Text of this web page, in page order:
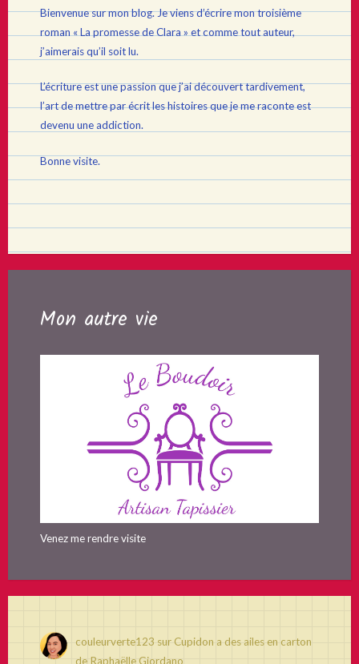
Bienvenue sur mon blog. Je viens d’écrire mon troisième
roman « La promesse de Clara » et comme tout auteur,
j’aimerais qu’il soit lu.
L’écriture est une passion que j’ai découvert tardivement,
l’art de mettre par écrit les histoires que je me raconte est
devenu une addiction.
Bonne visite.
Mon autre vie
Venez me rendre visite
couleurverte123 sur Cupidon a des ailes en carton
de Raphaëlle Giordano